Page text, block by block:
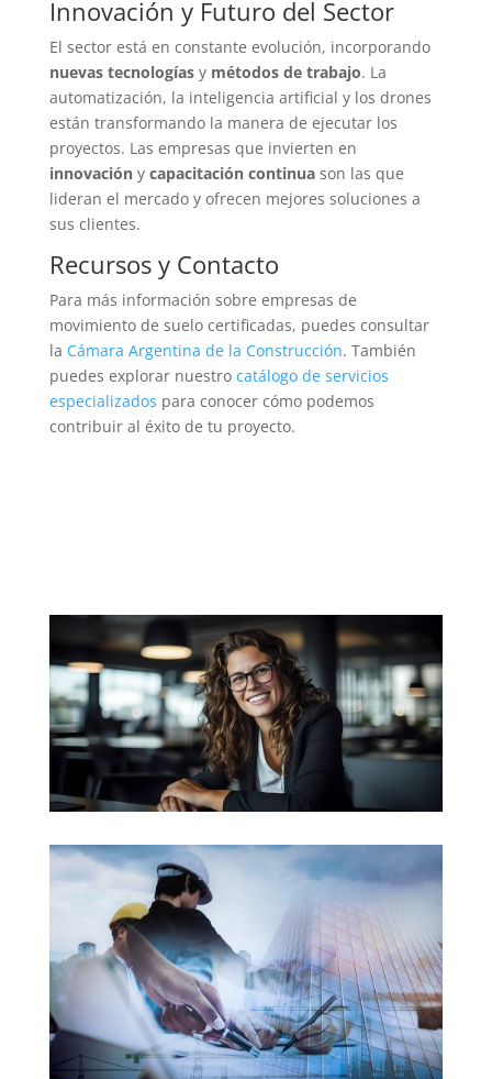
Innovación y Futuro del Sector
El sector está en constante evolución, incorporando
nuevas tecnologíasy métodos de trabajo. La
automatización, la inteligencia artificial y los drones
están transformando la manera de ejecutar los
proyectos. Las empresas que invierten en
innovacióny capacitación continuason las que
lideran el mercado y ofrecen mejores soluciones a
sus clientes.
Recursos y Contacto
Para más información sobre empresas de
movimiento de suelo certificadas, puedes consultar
la Cámara Argentina de la Construcción. También
puedes explorar nuestro catálogo de servicios
especializados para conocer cómo podemos
contribuir al éxito de tu proyecto.